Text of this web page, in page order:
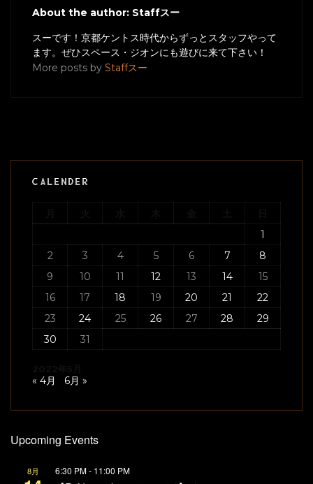
About the author: Staffスー
スーです！京都ケントス時代からずっとスタッフやって
ます。ぜひスペース・ジオンにも遊びに来て下さい！
More posts by Staffスー
CALENDER
1
2
3 4 5 6 7
8
9
10 11 12 13 14
15
16
17 18 19 20 21
22
23
24 25 26 27 28
29
30
31
« 4月 6月 »
Upcoming Events
8月 6:30 PM- 11:00 PM